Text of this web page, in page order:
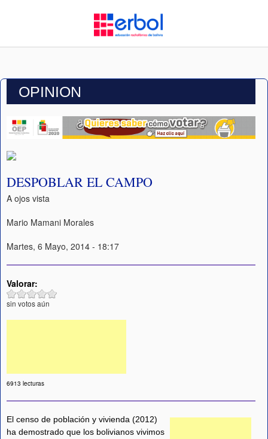
OPINION
DESPOBLAR EL CAMPO
A ojos vista
Mario Mamani Morales
Martes, 6 Mayo, 2014 - 18:17
Valorar:
sin votos aún
6913 lecturas
El censo de población y vivienda (2012)
ha demostrado que los bolivianos vivimos